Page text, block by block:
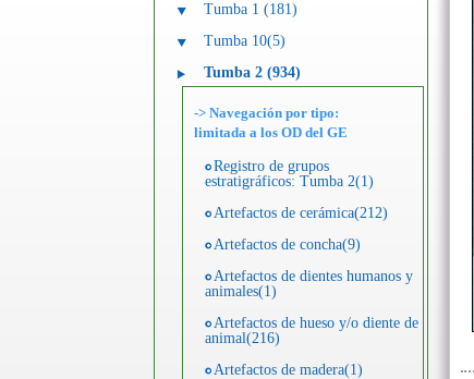
Tumba 1 (181)
Tumba 10(5)
Tumba 2 (934)
-> Navegación por tipo:
limitada a los OD del GE
Registro de grupos
estratigráficos: Tumba 2(1)
Artefactos de cerámica(212)
Artefactos de concha(9)
Artefactos de dientes humanos y
animales(1)
Artefactos de hueso y/o diente de
animal(216)
Artefactos de madera(1)